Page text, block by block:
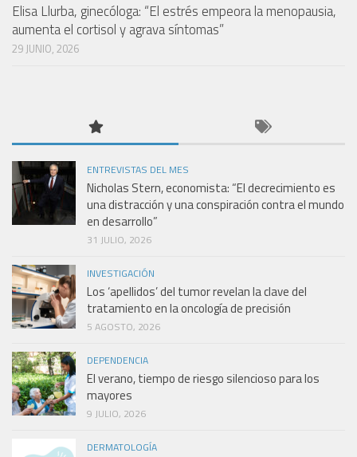
Elisa Llurba, ginecóloga: “El estrés empeora la menopausia,
aumenta el cortisol y agrava síntomas”
29 JUNIO, 2026
ENTREVISTAS DEL MES
Nicholas Stern, economista: “El decrecimiento es
una distracción y una conspiración contra el mundo
en desarrollo”
31 JULIO, 2026
INVESTIGACIÓN
Los ‘apellidos’ del tumor revelan la clave del
tratamiento en la oncología de precisión
5 AGOSTO, 2026
DEPENDENCIA
El verano, tiempo de riesgo silencioso para los
mayores
9 JULIO, 2026
DERMATOLOGÍA